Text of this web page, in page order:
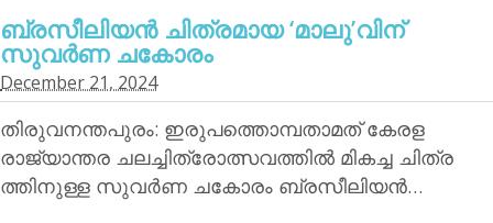
ബ്രസീലിയന്‍ ചിത്രമായ ‘മാലു’വിന്
സുവര്‍ണ ചകോരം
December 21, 2024
തിരുവനന്തപുരം: ഇരുപത്തൊമ്പതാമത് കേരള
രാജ്യാന്തര ചലച്ചിത്രോത്സവത്തില്‍ മികച്ച ചിത്ര
ത്തിനുള്ള സുവര്‍ണ ചകോരം ബ്രസീലിയന്‍…